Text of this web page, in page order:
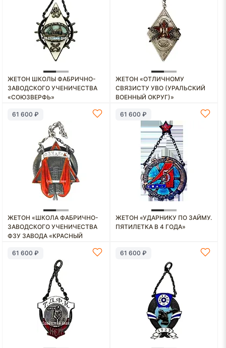
ЖЕТОН ШКОЛЫ ФАБРИЧНО-
ЗАВОДСКОГО УЧЕНИЧЕСТВА
«СОЮЗВЕРФЬ»
ЖЕТОН «ОТЛИЧНОМУ
СВЯЗИСТУ УВО (УРАЛЬСКИЙ
ВОЕННЫЙ ОКРУГ)»
61 600 ₽
ЖЕТОН «ШКОЛА ФАБРИЧНО-
ЗАВОДСКОГО УЧЕНИЧЕСТВА
ФЗУ ЗАВОДА «КРАСНЫЙ
ВСЕСОЮЗНЫЙ СОЮЗ РАБОЧИХ
ПРОМЫШЛЕННОСТИ» [ТИП 2]
61 600 ₽
ЖЕТОН «УДАРНИКУ ПО ЗАЙМУ.
ПЯТИЛЕТКА В 4 ГОДА»
61 600 ₽ 61 600 ₽